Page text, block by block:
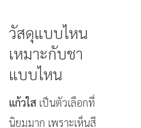
วัสดุแบบไหน
เหมาะกับชา
แบบไหน
แก้วใส เป็นตัวเลือกที่
นิยมมาก เพราะเห็นสี